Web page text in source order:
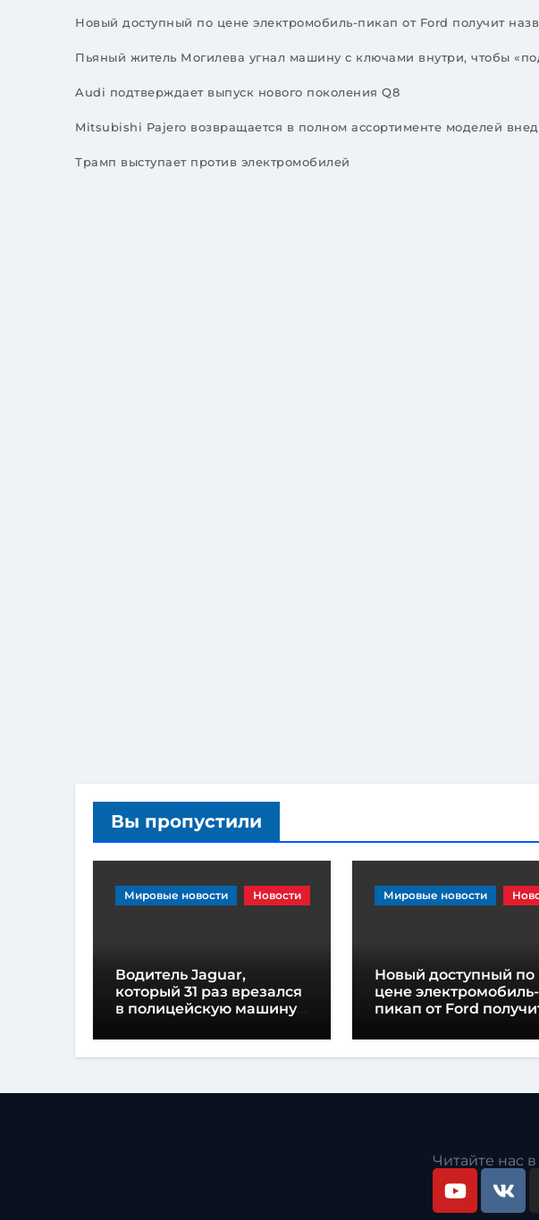
Новый доступный по цене электромобиль-пикап от Ford получит
Пьяный житель Могилева угнал машину с ключами внутри, чтобы
Audi подтверждает выпуск нового поколения Q8
Mitsubishi Pajero возвращается в полном ассортименте моделей
Трамп выступает против электромобилей
Вы пропустили
Мировые новости Новости
Водитель Jaguar,
который 31 раз врезался
в полицейскую машину,
тюремному заключению
Мировые новости
Новый доступный по
цене электромобиль-
пикап от Ford
Читайте нас в